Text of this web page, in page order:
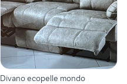
Divano ecopelle mondo